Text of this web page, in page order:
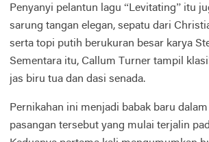
Penyanyi pelantun lagu “Levitating” itu
sarung tangan elegan, sepatu dari
serta topi putih berukuran besar karya
Sementara itu, Callum Turner tampil
jas biru tua dan dasi senada.
Pernikahan ini menjadi babak baru
pasangan tersebut yang mulai terjalin